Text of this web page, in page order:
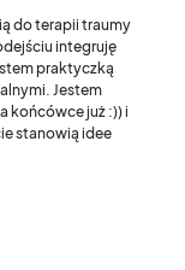
do terapii traumy
integruję
praktyczką
Jestem
końcówce już :)) i
stanowią idee